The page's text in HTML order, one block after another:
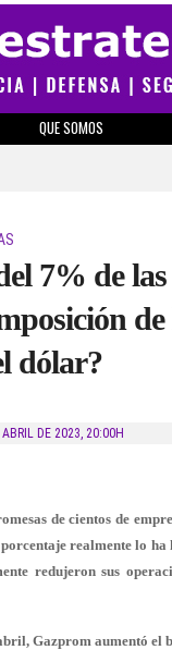
QUE SOMOS
7% de
dólar?
ABRIL DE 2023, 20:00H
de cientos de
realmente lo
redujeron sus
Gazprom aumentó el